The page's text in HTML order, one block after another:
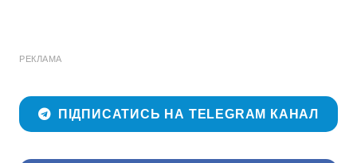
РЕКЛАМА
ПІДПИСАТИСЬ НА TELEGRAM КАНАЛ